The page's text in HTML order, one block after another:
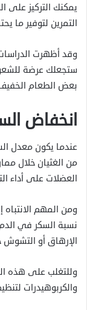
يمكنك التركيز على
التمرين لتوفير ما
وقد أظهرت
ستجعلك عرضة
بعض الطعام
انخفاض
من الغثيان خلال
العضلات على أداء
ومن المهم
نسبة السكر في
الإرهاق أو التشوش
وللتغلب على هذه
والكربوهيدرات